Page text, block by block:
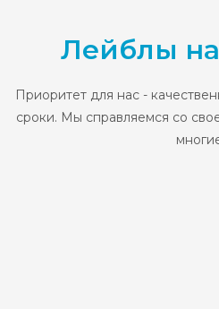
Лейблы
Приоритет для нас -
сроки. Мы справляемся со